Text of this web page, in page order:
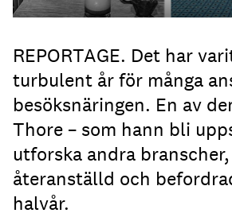
REPORTAGE. Det har
turbulent år för många
besöksnäringen. En av
Thore – som hann bli
utforska andra
återanställd och
halvår.